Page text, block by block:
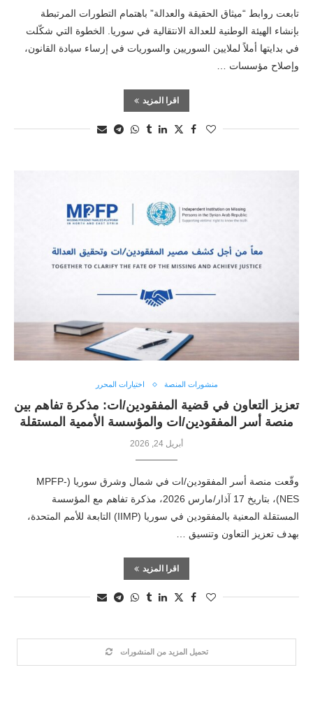
تابعت روابط “ميثاق الحقيقة والعدالة” باهتمام التطورات المرتبطة
بإنشاء الهيئة الوطنية للعدالة الانتقالية في سوريا. الخطوة التي شكّلت
في بدايتها أملاً لملايين السوريين والسوريات في إرساء سيادة القانون،
وإصلاح مؤسسات …
اقرا المزيد
منشورات المنصة اختيارات المحرر
تعزيز التعاون في قضية المفقودين/ات: مذكرة تفاهم بين
منصة أسر المفقودين/ات والمؤسسة الأممية المستقلة
أبريل 24, 2026
وقّعت منصة أسر المفقودين/ات في شمال وشرق سوريا (MPFP-
NES)، بتاريخ 17 آذار/مارس 2026، مذكرة تفاهم مع المؤسسة
المستقلة المعنية بالمفقودين في سوريا (IIMP) التابعة للأمم المتحدة،
بهدف تعزيز التعاون وتنسيق …
اقرا المزيد
تحميل المزيد من المنشورات